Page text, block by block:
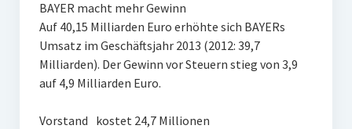
BAYER macht mehr Gewinn
Auf 40,15 Milliarden Euro erhöhte sich BAYERs
Umsatz im Geschäftsjahr 2013 (2012: 39,7
Milliarden). Der Gewinn vor Steuern stieg von 3,9
auf 4,9 Milliarden Euro.
Vorstand kostet 24,7 Millionen